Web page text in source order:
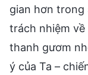
gian hơn trong
trách nhiệm
thanh gươm
ý của Ta –